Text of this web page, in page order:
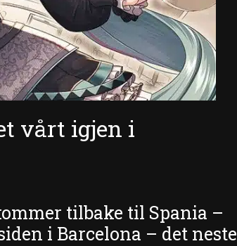
vårt igjen i
tilbake til Spania –
i Barcelona – det neste